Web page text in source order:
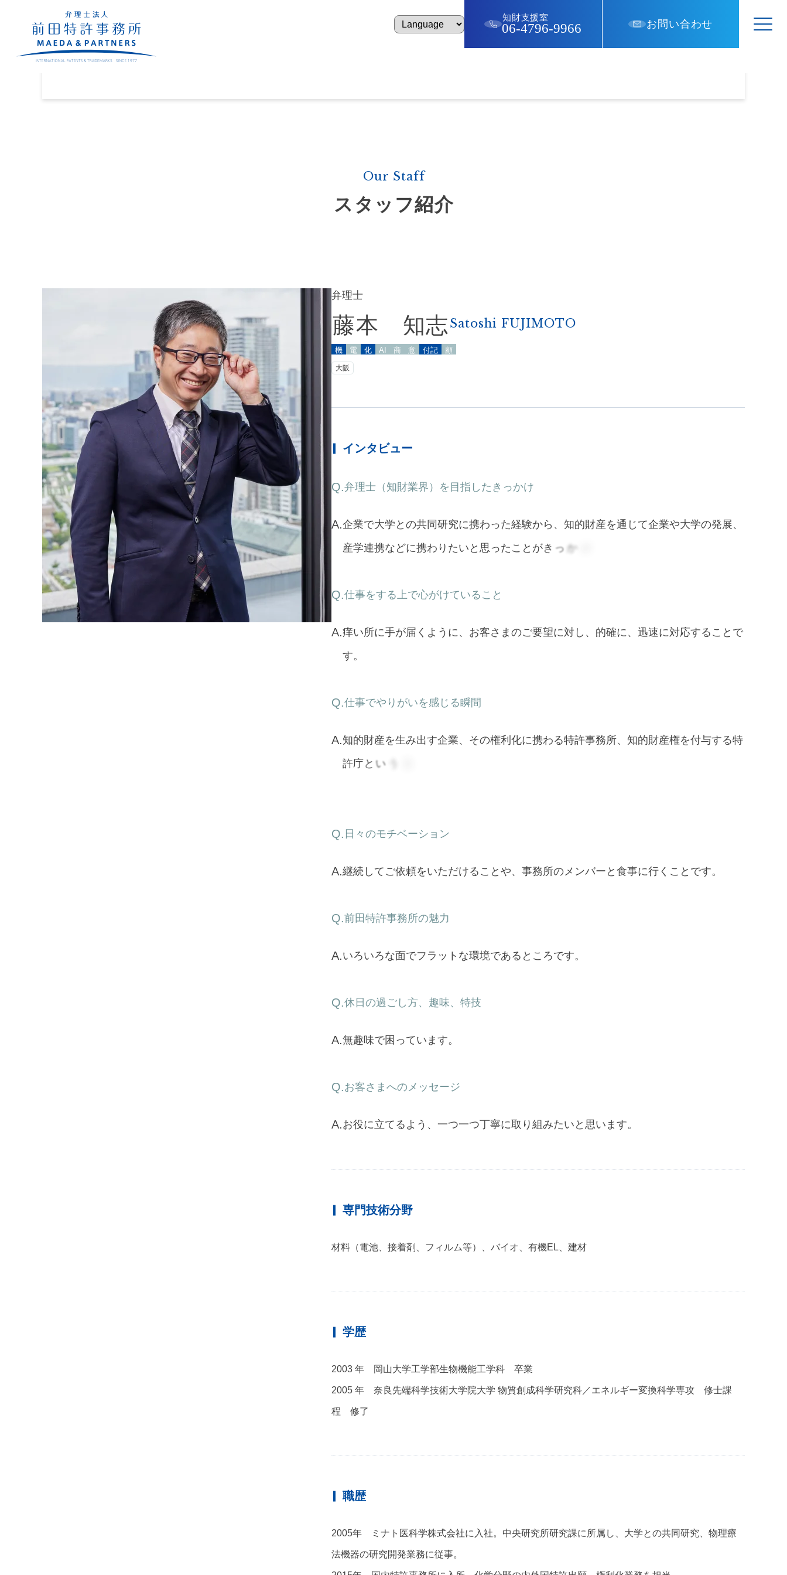
知財支援室
06-4796-9966 お問い合わせ
業務内容
Our Staff
スタッフ紹介
弁理士
藤本 知志 Satoshi FUJIMOTO
機 電 化 AI 商 意 付記 顧
大阪
インタビュー
弁理士（知財業界）を目指したきっかけ
企業で大学 と の共 同 研究に携わった経験から 、 知的財産を通 じて企業や大学の発展、
産学連携な どに携わ り たい と 思った こ と がき っ かけ
仕事をする上で心がけていること
痒い所に手が届 く よ う に、 お客さ ま のご要望に対 し 、 的確に、 迅速に対応する こ と で
す。
仕事でやりがいを感じる瞬間
知的財産を生み出す企業、 その権利 化に携わる特許事務所、 知的財産権を付与する特
許庁 と いう
日々のモチベーション
継続 し て ご依頼をいただける こ と や、 事務所のメ ンバー と 食事に行 く こ と です。
前田特許事務所の魅力
いろいろな面でフ ラ ッ ト な環境である と こ ろです。
休日の過ごし方、趣味、特技
無趣味で困 ってい ま す。
お客さまへのメッセージ
お役に立て る よ う 、 一つ一つ丁寧に取 り 組 みたい と 思い ま す。
専門技術分野
材料（電池、接着剤、フィルム等）、バイオ、有機EL、建材
学歴
2003 年 岡山大学工学部生物機能工学科 卒業
2005 年 奈良先端科学技術大学院大学 物質創成科学研究科／エネルギー変換科学専攻 修士課
程 修了
職歴
2005年 ミナト医科学株式会社に入社。中央研究所研究課に所属し、大学との共同研究、物理療
法機器の研究開発業務に従事。